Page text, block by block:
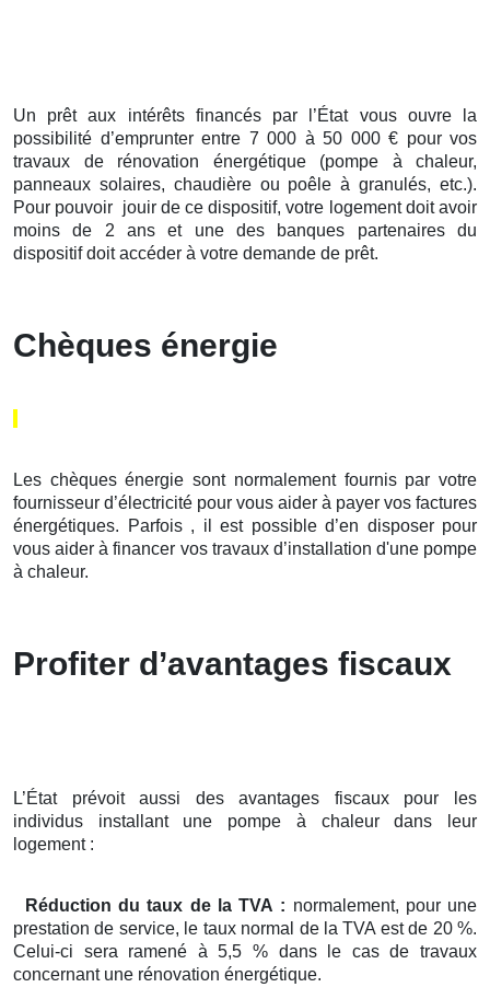
Un prêt aux intérêts financés par l’État vous ouvre la
possibilité d’emprunter entre 7 000 à 50 000 € pour vos
travaux de rénovation énergétique (pompe à chaleur,
panneaux solaires, chaudière ou poêle à granulés, etc.).
Pour pouvoir jouir de ce dispositif, votre logement doit avoir
moins de 2 ans et une des banques partenaires du
dispositif doit accéder à votre demande de prêt.
Chèques énergie
Les chèques énergie sont normalement fournis par votre
fournisseur d’électricité pour vous aider à payer vos factures
énergétiques. Parfois , il est possible d’en disposer pour
vous aider à financer vos travaux d’installation d'une pompe
à chaleur.
Profiter d’avantages fiscaux
L’État prévoit aussi des avantages fiscaux pour les
individus installant une pompe à chaleur dans leur
logement :
Réduction du taux de la TVA : normalement, pour une
prestation de service, le taux normal de la TVA est de 20 %.
Celui-ci sera ramené à 5,5 % dans le cas de travaux
concernant une rénovation énergétique.